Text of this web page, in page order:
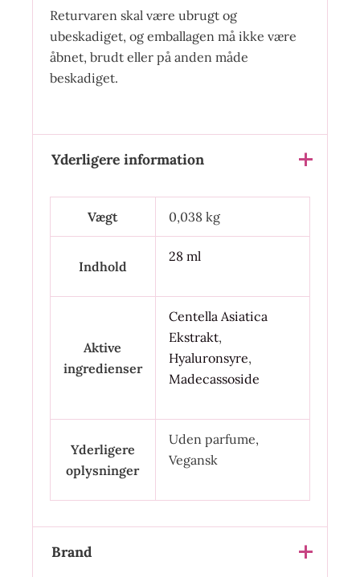
Returvaren skal være ubrugt og
ubeskadiget, og emballagen må ikke være
åbnet, brudt eller på anden måde
beskadiget.
Yderligere information
Vægt 0,038 kg
Indhold
28 ml
Aktive
ingredienser
Centella Asiatica
Ekstrakt,
Hyaluronsyre,
Madecassoside
Yderligere
oplysninger
Uden parfume,
Vegansk
Brand